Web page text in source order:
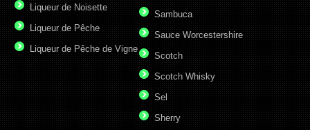
Liqueur de Noisette
Liqueur de Pêche
Liqueur de Pêche de Vigne
Sambuca
Sauce Worcestershire
Scotch
Scotch Whisky
Sel
Sherry